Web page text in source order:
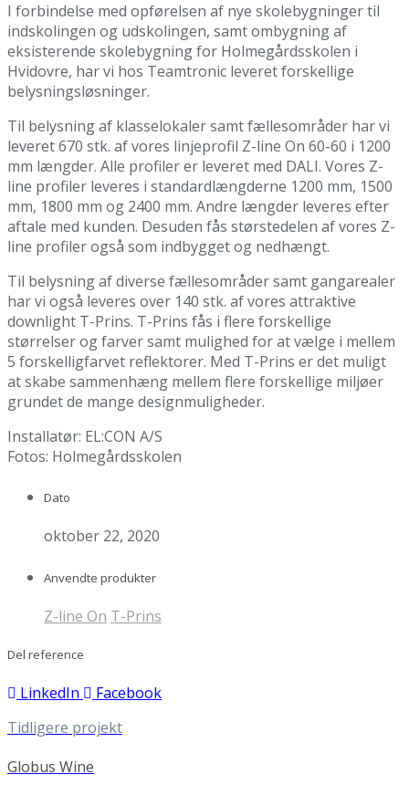
I forbindelse med opførelsen af nye skolebygninger til
indskolingen og udskolingen, samt ombygning af
eksisterende skolebygning for Holmegårdsskolen i
Hvidovre, har vi hos Teamtronic leveret forskellige
belysningsløsninger.
Til belysning af klasselokaler samt fællesområder har vi
leveret 670 stk. af vores linjeprofil Z-line On 60-60 i 1200
mm længder. Alle profiler er leveret med DALI. Vores Z-
line profiler leveres i standardlængderne 1200 mm, 1500
mm, 1800 mm og 2400 mm. Andre længder leveres efter
aftale med kunden. Desuden fås størstedelen af vores Z-
line profiler også som indbygget og nedhængt.
Til belysning af diverse fællesområder samt gangarealer
har vi også leveres over 140 stk. af vores attraktive
downlight T-Prins. T-Prins fås i flere forskellige
størrelser og farver samt mulighed for at vælge i mellem
5 forskelligfarvet reflektorer. Med T-Prins er det muligt
at skabe sammenhæng mellem flere forskellige miljøer
grundet de mange designmuligheder.
Installatør: EL:CON A/S
Fotos: Holmegårdsskolen
Dato
oktober 22, 2020
Anvendte produkter
Z-line On T-Prins
Del reference
LinkedIn
Facebook
Tidligere projekt
Globus Wine